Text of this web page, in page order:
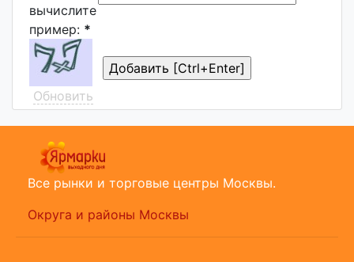
вычислите
пример: *
Обновить
Все рынки и торговые центры Москвы.
Округа и районы Москвы